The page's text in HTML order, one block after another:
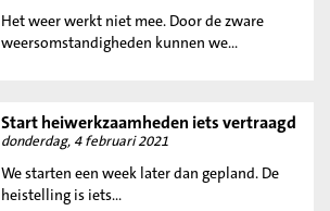
Het weer werkt niet mee. Door de zware
weersomstandigheden kunnen we...
Start heiwerkzaamheden iets vertraagd
donderdag, 4 februari 2021
We starten een week later dan gepland. De
heistelling is iets...